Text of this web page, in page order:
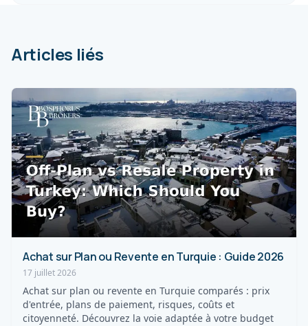
Articles liés
Achat sur Plan ou Revente en Turquie : Guide 2026
17 juillet 2026
Achat sur plan ou revente en Turquie comparés : prix
d'entrée, plans de paiement, risques, coûts et
citoyenneté. Découvrez la voie adaptée à votre budget